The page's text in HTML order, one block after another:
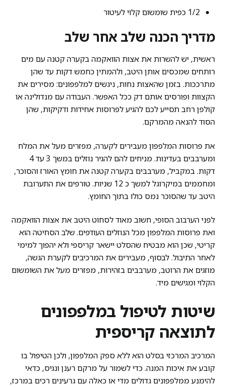
1/2 כפית שומשום קלוי לעיטור
מדריך הכנה שלב אחר שלב
ראשית, יש להשרות את אצות הוואקמה בקערה קטנה עם מים
רותחים שמכסים אותן היטב, ולהמתין כחמש דקות עד שהן
מתרככות. בזמן שהאצות נחות, ניגשים למלפפונים: מסירים את
הקצוות ופורסים אותם דק ככל האפשר. העבודה עם מנדולינה או
קולפן רחב תסייע לכם להגיע לפרוסות אחידות ודקיקות, שהן
הסוד להנאה מהמרקם.
את פרוסות המלפפון מעבירים לקערה, מפזרים מעל את המלח
ומערבבים בעדינות. מניחים להם להגיר נוזלים במשך 3 עד 4
דקות. במקביל, מערבבים בקערה קטנה את חומץ האורז והסוכר,
ומחממים במיקרוגל למשך כ 12 שניות. טורפים את התערובת
היטב עד שהסוכר נמס כולו בתוך החומץ.
לפני הערבוב הסופי, חשוב מאוד לסחוט היטב את אצות הוואקמה
ואת פרוסות המלפפון מכל הנוזלים העודפים. שלב הסחיטה הוא
קריטי, שכן הוא מבטיח שהסלט יישאר קריספי ולא יהפוך למימי
לאחר התיבול. לבסוף, מעבירים את המרכיבים לקערת הגשה,
מוזגים את הרוטב, מערבבים בזהירות, מפזרים מעל את השומשום
הקלוי ומגישים מיד.
שיטות לטיפול במלפפונים
לתוצאה קריספית
המרכיב המרכזי בסלט הוא ללא ספק המלפפון, ולכן הטיפול בו
קובע את איכות המנה. כדי לשמור על מרקם רענן ונגיס, כדאי
להימנע ממלפפונים גדולים מדי או כאלה עם גרעינים רכים במרכז,